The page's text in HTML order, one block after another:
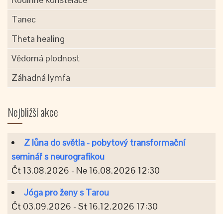
Tanec
Theta healing
Vědomá plodnost
Záhadná lymfa
Nejbližší akce
Z lůna do světla - pobytový transformační
seminář s neurografikou
Čt 13.08.2026 - Ne 16.08.2026 12:30
Jóga pro ženy s Tarou
Čt 03.09.2026 - St 16.12.2026 17:30